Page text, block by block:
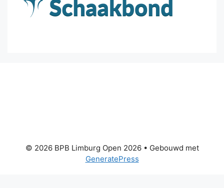
© 2026 BPB Limburg Open 2026• Gebouwd met
GeneratePress